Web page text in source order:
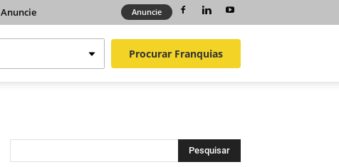
Anuncie Anuncie
Procurar Franquias